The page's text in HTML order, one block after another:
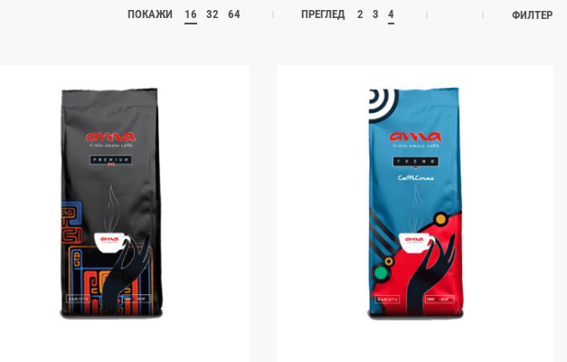
ПОКАЖИ 16 32 64 ПРЕГЛЕД 2 3 4 ФИЛТЕР